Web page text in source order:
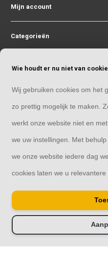
-
Mijn account
Categorieën
Contact
Overkapping33 |
Wie houdt er nu niet van
Wij gebruiken cookies om het
zo prettig mogelijk te maken.
werkt onze website niet en
we uw instellingen. Met
we onze website iedere dag
cookies laten we u relevantere